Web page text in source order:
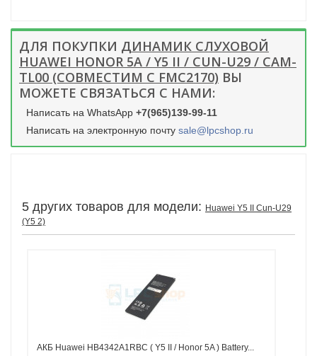
ДЛЯ ПОКУПКИ ДИНАМИК СЛУХОВОЙ
HUAWEI HONOR 5A / Y5 II / CUN-U29 / CAM-
TL00 (СОВМЕСТИМ С FMC2170) ВЫ
МОЖЕТЕ СВЯЗАТЬСЯ С НАМИ:
Написать на WhatsApp +7(965)139-99-11
Написать на электронную почту sale@lpcshop.ru
5 других товаров для модели: Huawei Y5 II Cun-U29
(Y5 2)
АКБ Huawei HB4342A1RBC ( Y5 II / Honor 5A ) Battery...